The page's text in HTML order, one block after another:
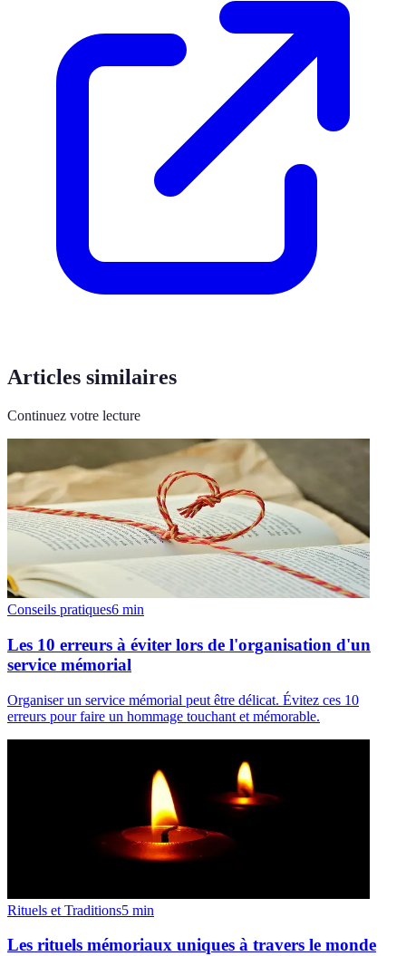
Articles similaires
Continuez votre lecture
Conseils pratiques6 min
Les 10 erreurs à éviter lors de l'organisation d'un
service mémorial
Organiser un service mémorial peut être délicat. Évitez ces 10
erreurs pour faire un hommage touchant et mémorable.
Rituels et Traditions5 min
Les rituels mémoriaux uniques à travers le monde